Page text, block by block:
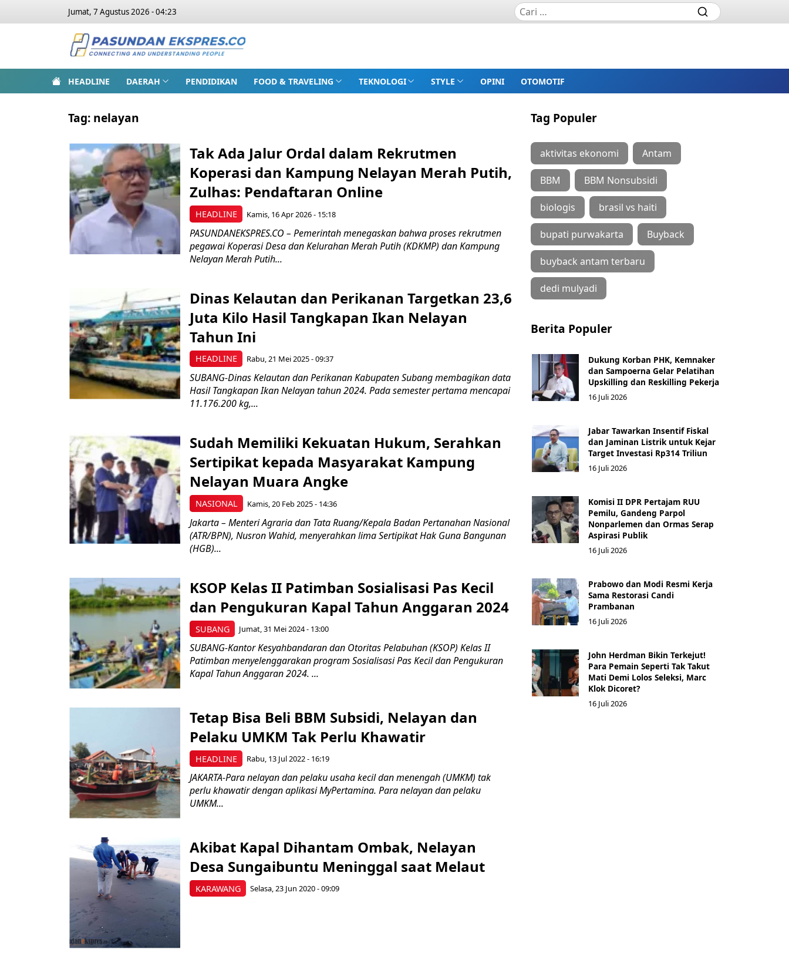
Jumat, 7 Agustus 2026 - 04:23
HEADLINE DAERAH PENDIDIKAN FOOD & TRAVELING TEKNOLOGI STYLE OPINI OTOMOTIF
Tag: nelayan
HEADLINE
Tak Ada Jalur Ordal dalam Rekrutmen
Koperasi dan Kampung Nelayan Merah Putih,
Zulhas: Pendaftaran Online
Kamis, 16 Apr 2026 - 15:18
PASUNDANEKSPRES.CO – Pemerintah menegaskan bahwa proses rekrutmen
pegawai Koperasi Desa dan Kelurahan Merah Putih (KDKMP) dan Kampung
Nelayan Merah Putih...
HEADLINE
Dinas Kelautan dan Perikanan Targetkan 23,6
Juta Kilo Hasil Tangkapan Ikan Nelayan
Tahun Ini
Rabu, 21 Mei 2025 - 09:37
SUBANG-Dinas Kelautan dan Perikanan Kabupaten Subang membagikan data
Hasil Tangkapan Ikan Nelayan tahun 2024. Pada semester pertama mencapai
11.176.200 kg,...
NASIONAL
Sudah Memiliki Kekuatan Hukum, Serahkan
Sertipikat kepada Masyarakat Kampung
Nelayan Muara Angke
Kamis, 20 Feb 2025 - 14:36
Jakarta – Menteri Agraria dan Tata Ruang/Kepala Badan Pertanahan Nasional
(ATR/BPN), Nusron Wahid, menyerahkan lima Sertipikat Hak Guna Bangunan
(HGB)...
SUBANG
KSOP Kelas II Patimban Sosialisasi Pas Kecil
dan Pengukuran Kapal Tahun Anggaran 2024
Jumat, 31 Mei 2024 - 13:00
SUBANG-Kantor Kesyahbandaran dan Otoritas Pelabuhan (KSOP) Kelas II
Patimban menyelenggarakan program Sosialisasi Pas Kecil dan Pengukuran
Kapal Tahun Anggaran 2024. ...
HEADLINE
Tetap Bisa Beli BBM Subsidi, Nelayan dan
Pelaku UMKM Tak Perlu Khawatir
Rabu, 13 Jul 2022 - 16:19
JAKARTA-Para nelayan dan pelaku usaha kecil dan menengah (UMKM) tak
perlu khawatir dengan aplikasi MyPertamina. Para nelayan dan pelaku
UMKM...
KARAWANG
Akibat Kapal Dihantam Ombak, Nelayan
Desa Sungaibuntu Meninggal saat Melaut
Selasa, 23 Jun 2020 - 09:09
Tag Populer
aktivitas ekonomi Antam
BBM BBM Nonsubsidi
biologis brasil vs haiti
bupati purwakarta Buyback
buyback antam terbaru
dedi mulyadi
Berita Populer
Dukung Korban PHK, Kemnaker
dan Sampoerna Gelar Pelatihan
Upskilling dan Reskilling Pekerja
16 Juli 2026
Jabar Tawarkan Insentif Fiskal
dan Jaminan Listrik untuk Kejar
Target Investasi Rp314 Triliun
16 Juli 2026
Komisi II DPR Pertajam RUU
Pemilu, Gandeng Parpol
Nonparlemen dan Ormas Serap
Aspirasi Publik
16 Juli 2026
Prabowo dan Modi Resmi Kerja
Sama Restorasi Candi
Prambanan
16 Juli 2026
John Herdman Bikin Terkejut!
Para Pemain Seperti Tak Takut
Mati Demi Lolos Seleksi, Marc
Klok Dicoret?
16 Juli 2026